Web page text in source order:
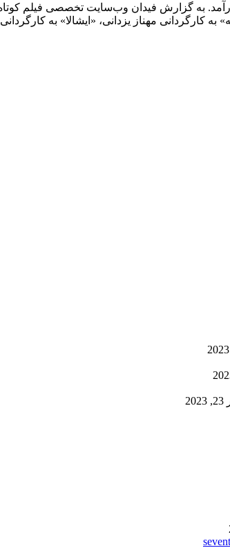
به نمایش درآمد. به گزارش فیدان وب‌سایت
کارگردانی مهناز یزدانی، «ایشالا» به